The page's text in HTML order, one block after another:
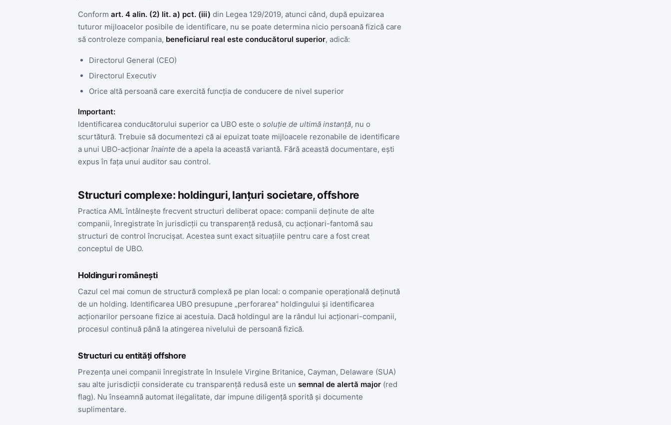
Conform art. 4 alin. (2) lit. a) pct. (iii) din Legea 129/2019, atunci când, după epuizarea
tuturor mijloacelor posibile de identificare, nu se poate determina nicio persoană fizică care
să controleze compania, beneficiarul real este conducătorul superior, adică:
Directorul General (CEO)
Directorul Executiv
Orice altă persoană care exercită funcția de conducere de nivel superior
Important:
Identificarea conducătorului superior ca UBO este o soluție de ultimă instanță, nu o
scurtătură. Trebuie să documentezi că ai epuizat toate mijloacele rezonabile de identificare
a unui UBO-acționar înainte de a apela la această variantă. Fără această documentare, ești
expus în fața unui auditor sau control.
Structuri complexe: holdinguri, lanțuri societare, offshore
Practica AML întâlnește frecvent structuri deliberat opace: companii deținute de alte
companii, înregistrate în jurisdicții cu transparență redusă, cu acționari-fantomă sau
structuri de control încrucișat. Acestea sunt exact situațiile pentru care a fost creat
conceptul de UBO.
Holdinguri românești
Cazul cel mai comun de structură complexă pe plan local: o companie operațională deținută
de un holding. Identificarea UBO presupune „perforarea" holdingului și identificarea
acționarilor persoane fizice ai acestuia. Dacă holdingul are la rândul lui acționari-companii,
procesul continuă până la atingerea nivelului de persoană fizică.
Structuri cu entități offshore
Prezența unei companii înregistrate în Insulele Virgine Britanice, Cayman, Delaware (SUA)
sau alte jurisdicții considerate cu transparență redusă este un semnal de alertă major (red
flag). Nu înseamnă automat ilegalitate, dar impune diligență sporită și documente
suplimentare.